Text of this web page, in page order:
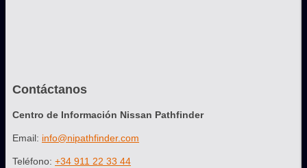
Contáctanos
Centro de Información Nissan Pathfinder
Email: info@nipathfinder.com
Teléfono: +34 911 22 33 44